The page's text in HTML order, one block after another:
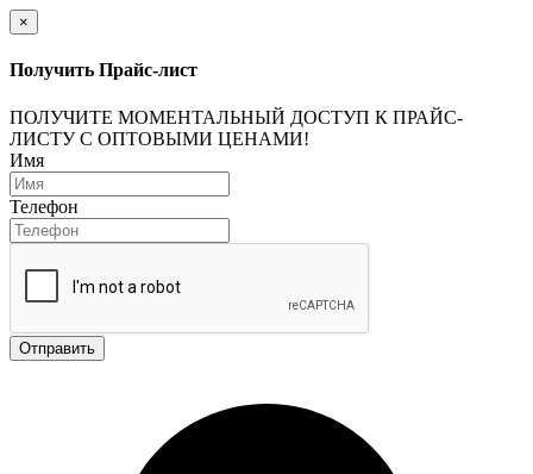
×
Получить Прайс-лист
ПОЛУЧИТЕ МОМЕНТАЛЬНЫЙ ДОСТУП К ПРАЙС-
ЛИСТУ С ОПТОВЫМИ ЦЕНАМИ!
Имя
Телефон
Отправить